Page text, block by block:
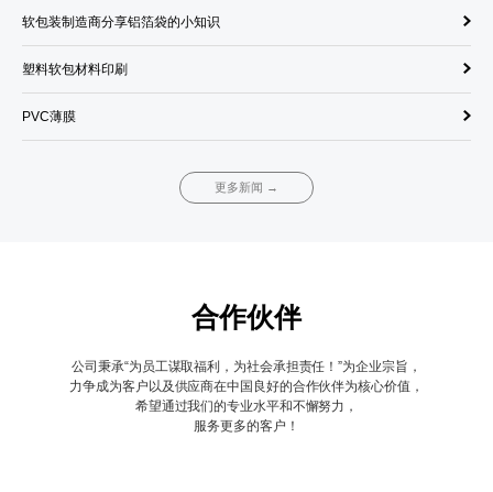
软包装制造商分享铝箔袋的小知识
塑料软包材料印刷
PVC薄膜
更多新闻 →
合作伙伴
公司秉承“为员工谋取福利，为社会承担责任！”为企业宗旨，
力争成为客户以及供应商在中国良好的合作伙伴为核心价值，
希望通过我们的专业水平和不懈努力，
服务更多的客户！